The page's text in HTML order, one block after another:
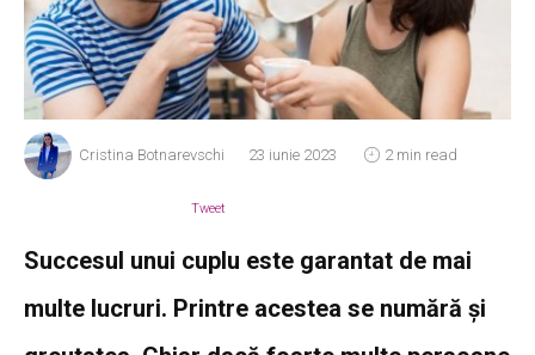
Cristina Botnarevschi 23 iunie 2023 2 min read
Tweet
Succesul unui cuplu este garantat de mai
multe lucruri. Printre acestea se numără și